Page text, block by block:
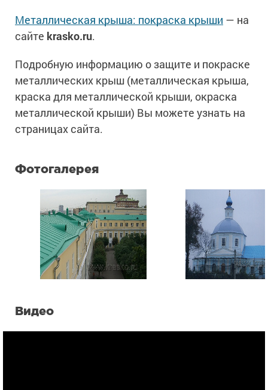
Металлическая крыша: покраска крыши — на
сайте krasko.ru.
Подробную информацию о защите и покраске
металлических крыш (металлическая крыша,
краска для металлической крыши, окраска
металлической крыши) Вы можете узнать на
страницах сайта.
Фотогалерея
Видео